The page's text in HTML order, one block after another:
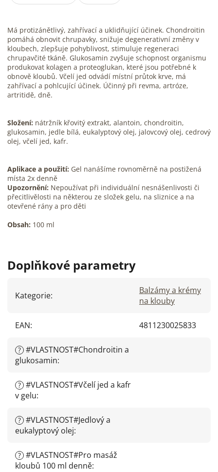
Má protizánětlivý, zahřívací a uklidňující účinek. Chondroitin
pomáhá obnovit chrupavky, snižuje degenerativní změny v
kloubech, zlepšuje pohyblivost, stimuluje regeneraci
chrupavčité tkáně. Glukosamin zvyšuje schopnost organismu
produkovat kolagen a proteoglukan, které jsou potřebné k
obnově kloubů. Včelí jed odvádí místní průtok krve, má
zahřívací a pohlcující účinek. Účinný při revma, artróze,
artritidě, dně.
Složení: nátržník křovitý extrakt, alantoin, chondroitin,
glukosamin, jedle bílá, eukalyptový olej, jalovcový olej, cedrový
olej, včelí jed, kafr.
Aplikace a použití: Gel nanášíme rovnoměrně na postižená
místa 2x denně
Upozornění: Nepoužívat při individuální nesnášenlivosti či
přecitlivělosti na některou ze složek gelu, na sliznice a na
otevřené rány a pro děti
Obsah: 100 ml
Doplňkové parametry
Kategorie:
Balzámy a krémy
na klouby
EAN: 4811230025833
? #VLASTNOST#Chondroitin a
glukosamin:
? #VLASTNOST#Včelí jed a kafr
v gelu:
? #VLASTNOST#Jedlový a
eukalyptový olej:
? #VLASTNOST#Pro masáž
kloubů 100 ml denně: